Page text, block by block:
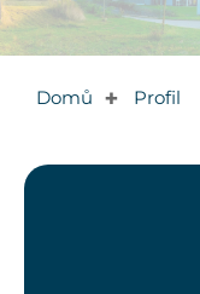
Domů ✚ Profil